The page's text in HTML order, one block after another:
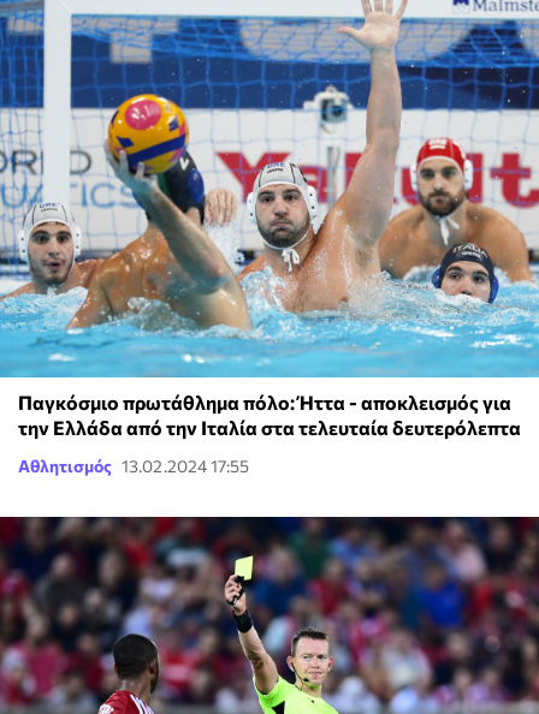
Παγκόσμιο πρωτάθλημα πόλο: Ήττα - αποκλεισμός για
την Ελλάδα από την Ιταλία στα τελευταία δευτερόλεπτα
Αθλητισμός 13.02.2024 17:55